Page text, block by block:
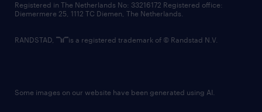
Registered in The Netherlands No: 33216172 Registered office:
Diemermere 25, 1112 TC Diemen, The Netherlands.
RANDSTAD, is a registered trademark of © Randstad N.V.
Some images on our website have been generated using AI.